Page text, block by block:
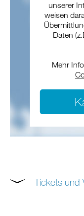
unserer
weisen
Daten
Mehr
Tickets und